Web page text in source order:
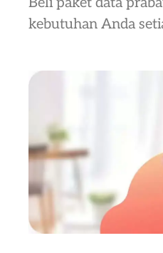
kebutuhan Anda